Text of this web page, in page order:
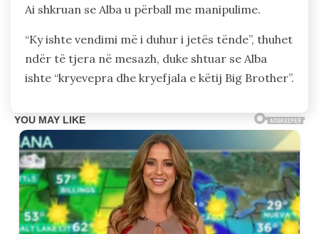
Ai shkruan se Alba u përball me manipulime.
“Ky ishte vendimi më i duhur i jetës tënde”, thuhet
ndër të tjera në mesazh, duke shtuar se Alba
ishte “kryevepra dhe kryefjala e këtij Big Brother”.